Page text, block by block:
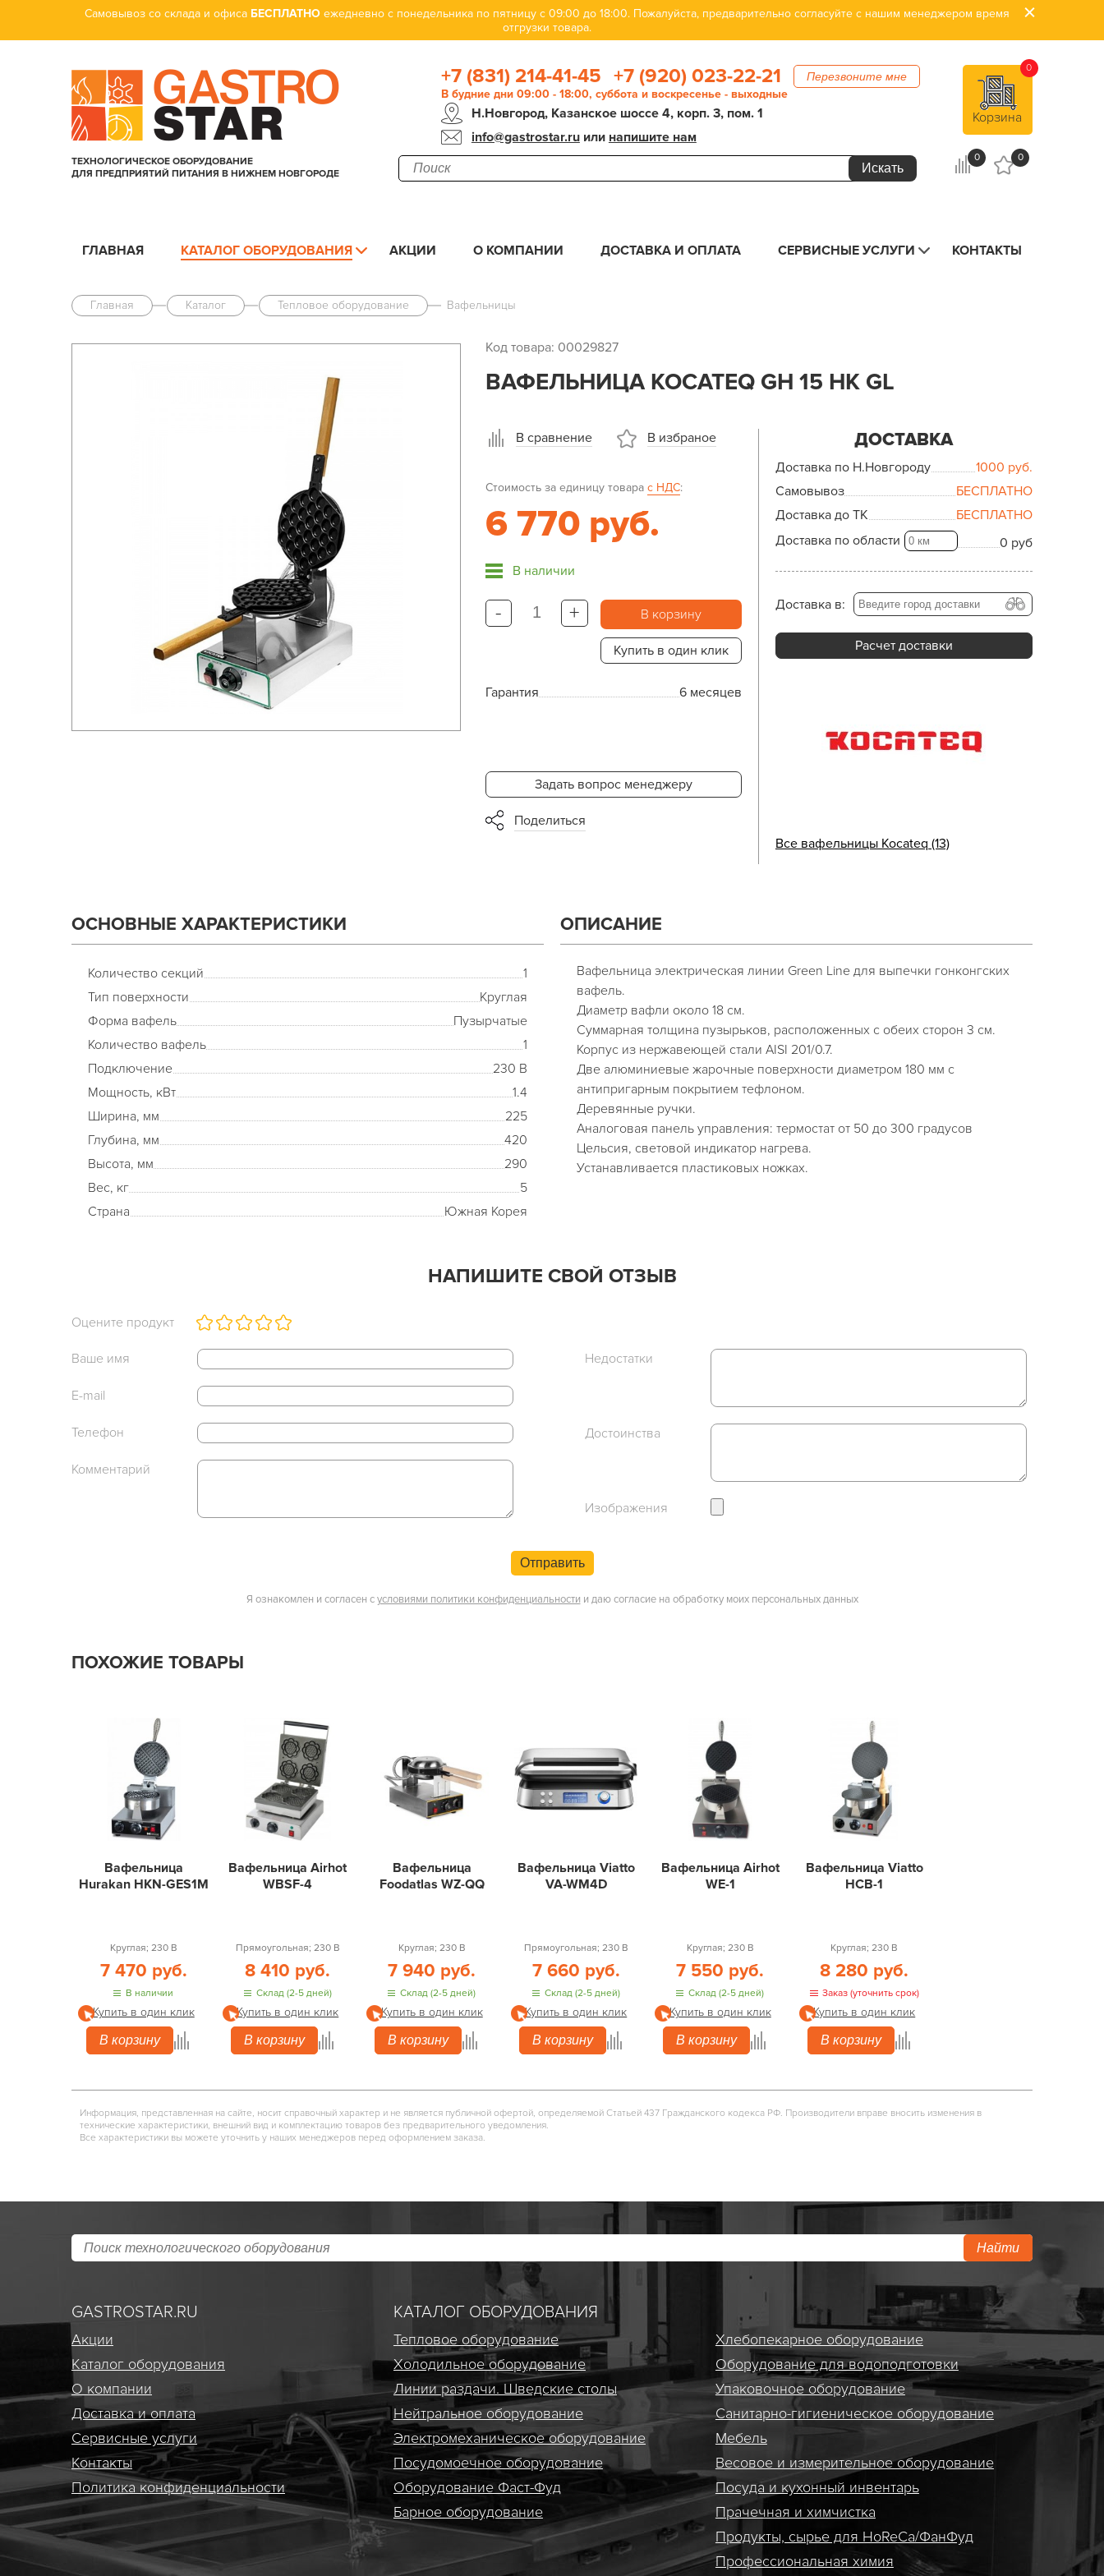
Самовывоз со склада и офиса БЕСПЛАТНО ежедневно с понедельника по пятницу с 09:00 до 18:00. Пожалуйста, предварительно согласуйте с нашим менеджером время
отгрузки товара.
ТЕХНОЛОГИЧЕСКОЕ ОБОРУДОВАНИЕ
ДЛЯ ПРЕДПРИЯТИЙ ПИТАНИЯ В НИЖНЕМ НОВГОРОДЕ
+7 (831) 214-41-45 +7 (920) 023-22-21 Перезвоните мне
В будние дни 09:00 - 18:00, суббота и воскресенье - выходные
Н.Новгород, Казанское шоссе 4, корп. 3, пом. 1
info@gastrostar.ruили напишите нам
Корзина
0
0 0
ГЛАВНАЯ КАТАЛОГ ОБОРУДОВАНИЯ АКЦИИ О КОМПАНИИ ДОСТАВКА И ОПЛАТА СЕРВИСНЫЕ УСЛУГИ КОНТАКТЫ
Главная Каталог Тепловое оборудование Вафельницы
Код товара: 00029827
ВАФЕЛЬНИЦА KOCATEQ GH 15 HK GL
В сравнение В избраное
Стоимость за единицу товара с НДС:
6 770 руб.
В наличии
- + В корзину
Купить в один клик
Гарантия 6 месяцев
Задать вопрос менеджеру
Поделиться
ДОСТАВКА
Доставка по Н.Новгороду 1000 руб.
Самовывоз
БЕСПЛАТНО
Доставка до ТК
БЕСПЛАТНО
Доставка по области
0 руб
Доставка в:
Расчет доставки
Все вафельницы Kocateq (13)
ОСНОВНЫЕ ХАРАКТЕРИСТИКИ
Количество секций
1
Тип поверхности
Круглая
Форма вафель
Пузырчатые
Количество вафель
1
Подключение
230 В
Мощность, кВт
1.4
Ширина, мм
225
Глубина, мм
420
Высота, мм
290
Вес, кг
5
Страна
Южная Корея
ОПИСАНИЕ
Вафельница электрическая линии Green Line для выпечки гонконгских
вафель.
Диаметр вафли около 18 см.
Суммарная толщина пузырьков, расположенных с обеих сторон 3 см.
Корпус из нержавеющей стали AISI 201/0.7.
Две алюминиевые жарочные поверхности диаметром 180 мм с
антипригарным покрытием тефлоном.
Деревянные ручки.
Аналоговая панель управления: термостат от 50 до 300 градусов
Цельсия, световой индикатор нагрева.
Устанавливается пластиковых ножках.
НАПИШИТЕ СВОЙ ОТЗЫВ
Оцените продукт
Ваше имя
E-mail
Телефон
Комментарий
Недостатки
Достоинства
Изображения
Отправить
Я ознакомлен и согласен сусловиями политики конфиденциальности и даю согласие на обработку моих персональных данных
ПОХОЖИЕ ТОВАРЫ
Вафельница
Hurakan HKN-GES1M
Круглая; 230 В
7 470 руб.
В наличии
Купить в один клик
В корзину
Вафельница Airhot
WBSF-4
Прямоугольная; 230 В
8 410 руб.
Склад (2-5 дней)
Купить в один клик
В корзину
Вафельница
Foodatlas WZ-QQ
Круглая; 230 В
7 940 руб.
Склад (2-5 дней)
Купить в один клик
В корзину
Вафельница Viatto
VA-WM4D
Прямоугольная; 230 В
7 660 руб.
Склад (2-5 дней)
Купить в один клик
В корзину
Вафельница Airhot
WE-1
Круглая; 230 В
7 550 руб.
Склад (2-5 дней)
Купить в один клик
В корзину
Вафельница Viatto
HCB-1
Круглая; 230 В
8 280 руб.
Заказ (уточнить срок)
Купить в один клик
В корзину
Информация, представленная на сайте, носит справочный характер и не является публичной офертой, определяемой Статьей 437 Гражданского кодекса РФ. Производители вправе вносить изменения в
технические характеристики, внешний вид и комплектацию товаров без предварительного уведомления.
Все характеристики вы можете уточнить у наших менеджеров перед оформлением заказа.
Найти
GASTROSTAR.RU
Акции
Каталог оборудования
О компании
Доставка и оплата
Сервисные услуги
Контакты
Политика конфиденциальности
КАТАЛОГ ОБОРУДОВАНИЯ
Тепловое оборудование
Холодильное оборудование
Линии раздачи. Шведские столы
Нейтральное оборудование
Электро­механическое оборудование
Посудомоечное оборудование
Оборудование Фаст-Фуд
Барное оборудование
Хлебопекарное оборудование
Оборудование для водоподготовки
Упаковочное оборудование
Санитарно-гигиеническое оборудование
Мебель
Весовое и измерительное оборудование
Посуда и кухонный инвентарь
Прачечная и химчистка
Продукты, сырье для HoReCa/ФанФуд
Профессиональная химия